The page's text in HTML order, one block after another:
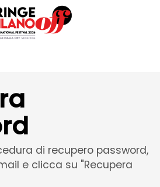
di recupero password,
e clicca su "Recupera